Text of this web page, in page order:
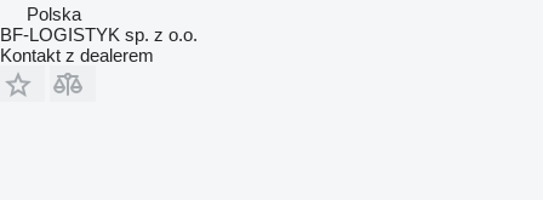
Polska
BF-LOGISTYK sp. z o.o.
Kontakt z dealerem